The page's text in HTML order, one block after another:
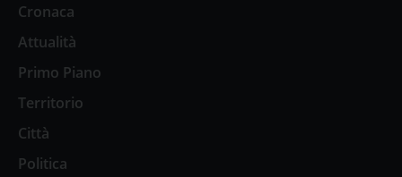
Cronaca
Attualità
Primo Piano
Territorio
Città
Politica